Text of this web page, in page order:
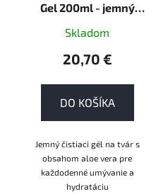
Gel 200ml - jemný
ktorý je ideálny na
každodenné šetrné
čistenie tváre
Skladom
20,70 €
DO KOŠÍKA
Jemný čistiaci gél na tvár s
obsahom aloe vera pre
každodenné umývanie a
hydratáciu